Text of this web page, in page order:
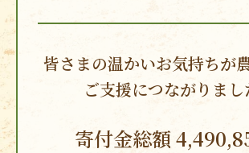
皆さまの温かいお気持ちが
ご支援につながりまし
寄付金総額